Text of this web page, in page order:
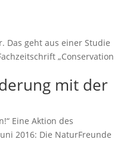
Das geht aus einer Studie
„Conservation
mit der
Eine Aktion des
2016: Die NaturFreunde